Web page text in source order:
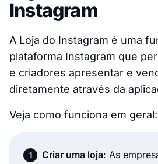
Instagram
A Loja do Instagram é uma
plataforma Instagram que
e criadores apresentar e
diretamente através da
Veja como funciona em geral:
Criar uma loja: As